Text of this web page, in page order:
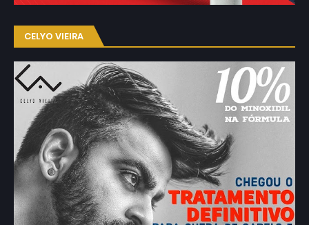
CELYO VIEIRA